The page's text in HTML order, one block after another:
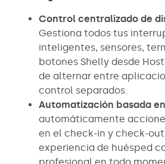
Control centralizado de
Gestiona todos tus
inteligentes, sensores,
botones Shelly desde
de alternar entre
control separados.
Automatización basada
automáticamente
en el check-in y check-
experiencia de huésped